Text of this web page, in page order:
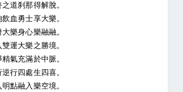
道刹那得解脫。
血勇士享大樂。
樂身心樂融融。
運大樂之勝境。
氣充滿於中脈。
行四處生四喜。
點融入樂空境。